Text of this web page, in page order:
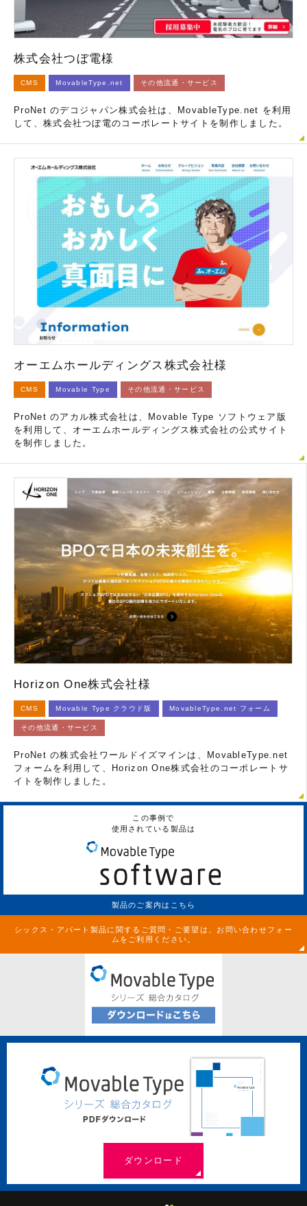
株式会社つぼ電様
CMS MovableType.net その他流通・サービス
ProNet のデコジャパン株式会社は、MovableType.net を利用
して、株式会社つぼ電のコーポレートサイトを制作しました。
オーエムホールディングス株式会社様
CMS Movable Type その他流通・サービス
ProNet のアカル株式会社は、Movable Type ソフトウェア版
を利用して、オーエムホールディングス株式会社の公式サイト
を制作しました。
Horizon One株式会社様
CMS Movable Type クラウド版 MovableType.net フォーム
その他流通・サービス
ProNet の株式会社ワールドイズマインは、MovableType.net
フォームを利用して、Horizon One株式会社のコーポレートサ
イトを制作しました。
この事例で
使用されている製品は
製品のご案内はこちら
シックス・アパート製品に関するご質問・ご要望は、お問い合わせフォー
ムをご利用ください。
ダウンロード